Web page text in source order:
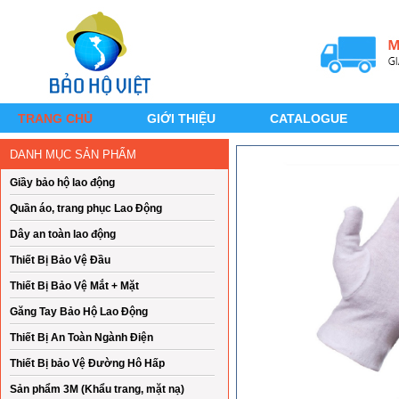
TRANG CHỦ GIỚI THIỆU CATALOGUE
DANH MỤC SẢN PHẨM
Giầy bảo hộ lao động
Quần áo, trang phục Lao Động
Dây an toàn lao động
Thiết Bị Bảo Vệ Đầu
Thiết Bị Bảo Vệ Mắt + Mặt
Găng Tay Bảo Hộ Lao Động
Thiết Bị An Toàn Ngành Điện
Thiết Bị bảo Vệ Đường Hô Hấp
Sản phẩm 3M (Khẩu trang, mặt nạ)